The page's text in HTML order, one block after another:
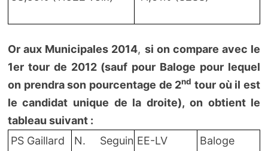
Or aux Municipales 2014, si on compare avec le
1er tour de 2012 (sauf pour Baloge pour lequel
on prendra son pourcentage de 2nd tour où il est
le candidat unique de la droite), on obtient le
tableau suivant :
PS Gaillard
N. Seguin EE-LV Baloge